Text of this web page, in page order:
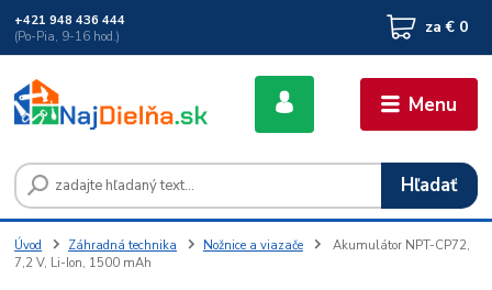
Menu
Hľadať
+421 948 436 444
(Po-Pia, 9-16 hod.)
za € 0
Úvod Záhradná technika Nožnice a viazače
Akumulátor NPT-CP72,
7,2 V, Li-Ion, 1500 mAh